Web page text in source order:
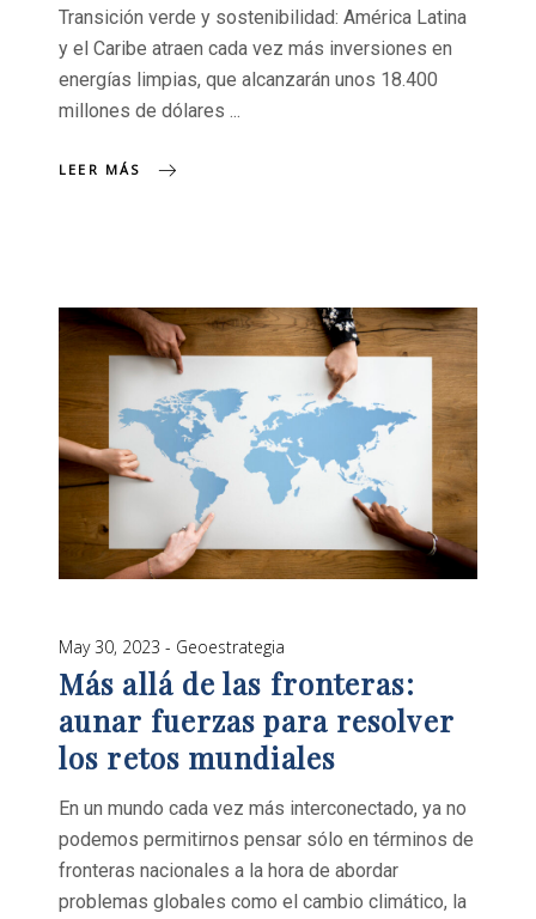
Transición verde y sostenibilidad: América Latina
y el Caribe atraen cada vez más inversiones en
energías limpias, que alcanzarán unos 18.400
millones de dólares
LEER MÁS
May 30, 2023 Geoestrategia
Más allá de las fronteras:
aunar fuerzas para resolver
los retos mundiales
En un mundo cada vez más interconectado, ya no
podemos permitirnos pensar sólo en términos de
fronteras nacionales a la hora de abordar
problemas globales como el cambio climático, la